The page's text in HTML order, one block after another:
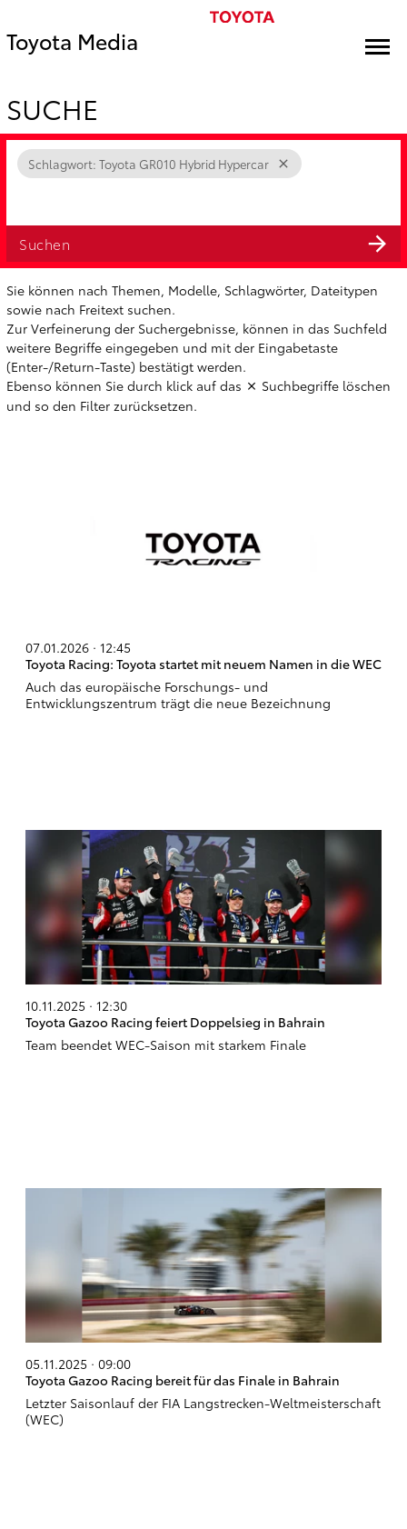
Toyota Media
SUCHE
Schlagwort: Toyota GR010 Hybrid Hypercar
Suchen
Sie können nach Themen, Modelle, Schlagwörter, Dateitypen
sowie nach Freitext suchen.
Zur Verfeinerung der Suchergebnisse, können in das Suchfeld
weitere Begriffe eingegeben und mit der Eingabetaste
(Enter-/Return-Taste) bestätigt werden.
Ebenso können Sie durch klick auf das
Suchbegriffe löschen
und so den Filter zurücksetzen.
07.01.2026 · 12:45
Toyota Racing: Toyota startet mit neuem Namen in die WEC
Auch das europäische Forschungs- und
Entwicklungszentrum trägt die neue Bezeichnung
10.11.2025 · 12:30
Toyota Gazoo Racing feiert Doppelsieg in Bahrain
Team beendet WEC-Saison mit starkem Finale
05.11.2025 · 09:00
Toyota Gazoo Racing bereit für das Finale in Bahrain
Letzter Saisonlauf der FIA Langstrecken-Weltmeisterschaft
(WEC)